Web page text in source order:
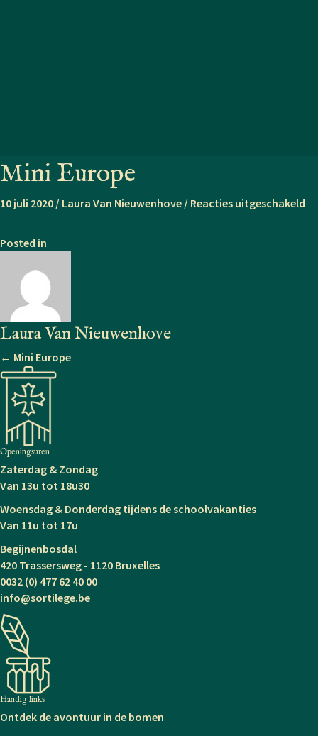
Mini Europe
10 juli 2020 / Laura Van Nieuwenhove / Reacties uitgeschakeld
Posted in
Laura Van Nieuwenhove
Posts
navigation
← Mini Europe
Openingsuren
Zaterdag & Zondag
Van 13u tot 18u30
Woensdag & Donderdag tijdens de schoolvakanties
Van 11u tot 17u
Begijnenbosdal
420 Trassersweg - 1120 Bruxelles
0032 (0) 477 62 40 00
info@sortilege.be
Handig links
Ontdek de avontuur in de bomen